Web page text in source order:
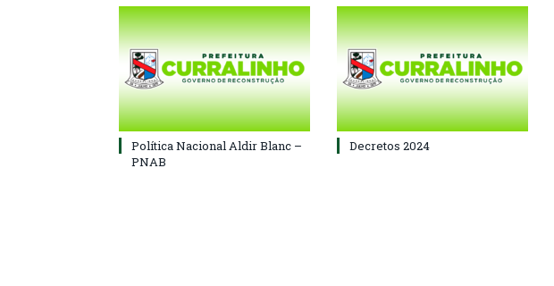
Política Nacional Aldir Blanc –
PNAB
Decretos 2024